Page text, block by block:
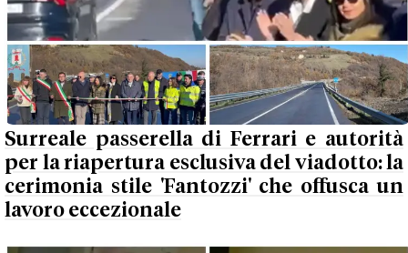
Surreale passerella di Ferrari e autorità
per la riapertura esclusiva del viadotto: la
cerimonia stile 'Fantozzi' che offusca un
lavoro eccezionale